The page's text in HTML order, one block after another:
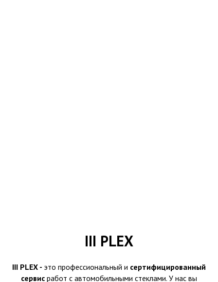
III PLEX
III PLEX - это профессиональный и сертифицированный
сервис работ с автомобильными стеклами. У нас вы